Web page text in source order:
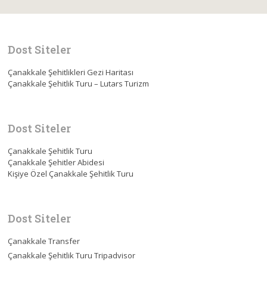
Dost Siteler
Çanakkale Şehitlikleri Gezi Haritası
Çanakkale Şehitlik Turu – Lutars Turizm
Dost Siteler
Çanakkale Şehitlik Turu
Çanakkale Şehitler Abidesi
Kişiye Özel Çanakkale Şehitlik Turu
Dost Siteler
Çanakkale Transfer
Çanakkale Şehitlik Turu Tripadvisor